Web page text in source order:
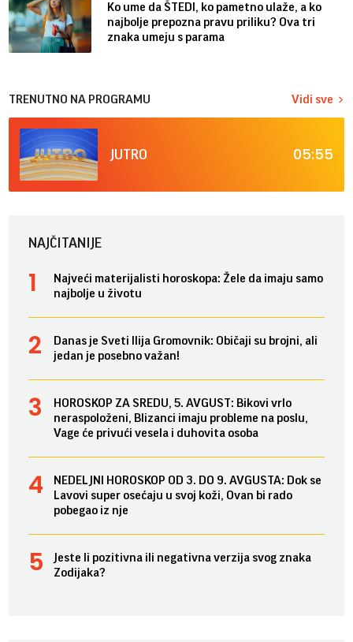
Ko ume da ŠTEDI, ko pametno ulaže, a ko
najbolje prepozna pravu priliku? Ova tri
znaka umeju s parama
TRENUTNO NA PROGRAMU Vidi sve
JUTRO 05:55
NAJČITANIJE
Najveći materijalisti horoskopa: Žele da imaju samo
najbolje u životu
Danas je Sveti Ilija Gromovnik: Običaji su brojni, ali
jedan je posebno važan!
HOROSKOP ZA SREDU, 5. AVGUST: Bikovi vrlo
neraspoloženi, Blizanci imaju probleme na poslu,
Vage će privući vesela i duhovita osoba
NEDELJNI HOROSKOP OD 3. DO 9. AVGUSTA: Dok se
Lavovi super osećaju u svoj koži, Ovan bi rado
pobegao iz nje
Jeste li pozitivna ili negativna verzija svog znaka
Zodijaka?